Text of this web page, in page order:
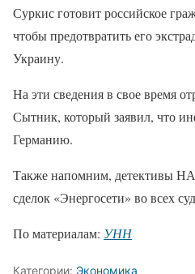
Суркис готовит российское
чтобы предотвратить его
Украину.
На эти сведения в свое время
Сытник, который заявил, что
Германию.
Также напомним, детективы
сделок «Энергосети» во всех
По материалам: УНН
Категории: Экономика